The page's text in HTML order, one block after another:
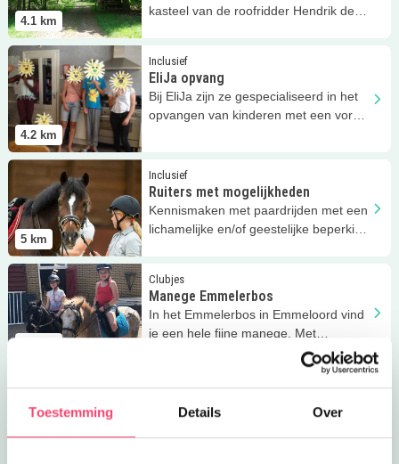
Toestemming Details Over
4.1 km
kasteel van de roofridder Hendrik de
4.2 km
Inclusief
EliJa opvang
Bij EliJa zijn ze gespecialiseerd in het
opvangen van kinderen met een vorm
Lees meer EliJa opvang
5 km
Inclusief
Ruiters met mogelijkheden
Kennismaken met paardrijden met een
lichamelijke en/of geestelijke beperking
Lees meer Ruiters met mogelijkheden
Clubjes
Manege Emmelerbos
In het Emmelerbos in Emmeloord vind
je een hele fijne manege. Met
ukkielessen voor kids vanaf 5 jaar!
Lees meer Manege Emmelerbos
Kom ook spelen in de speeltuin van
Kinderboerderij Emmelerbos!